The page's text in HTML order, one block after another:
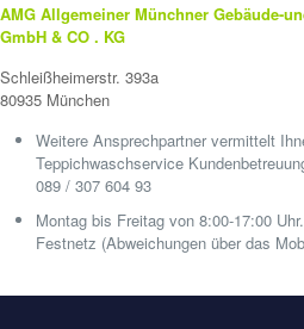
AMG Allgemeiner Münchner Gebäude-
GmbH & CO . KG
Schleißheimerstr. 393a
80935 München
Weitere Ansprechpartner vermittelt
Teppichwaschservice
089 / 307 604 93
Montag bis Freitag von 8:00-17:00
Festnetz (Abweichungen über das